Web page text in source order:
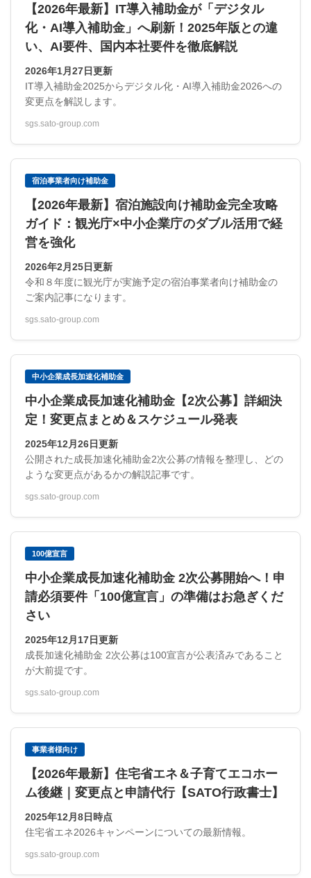
【2026年最新】IT導入補助金が「デジタル
化・AI導入補助金」へ刷新！2025年版との違
い、AI要件、国内本社要件を徹底解説
2026年1月27日更新
IT導入補助金2025からデジタル化・AI導入補助金2026への
変更点を解説します。
sgs.sato-group.com
宿泊事業者向け補助金
【2026年最新】宿泊施設向け補助金完全攻略
ガイド：観光庁×中小企業庁のダブル活用で経
営を強化
2026年2月25日更新
令和８年度に観光庁が実施予定の宿泊事業者向け補助金の
ご案内記事になります。
sgs.sato-group.com
中小企業成長加速化補助金
中小企業成長加速化補助金【2次公募】詳細決
定！変更点まとめ＆スケジュール発表
2025年12月26日更新
公開された成長加速化補助金2次公募の情報を整理し、どの
ような変更点があるかの解説記事です。
sgs.sato-group.com
100億宣言
中小企業成長加速化補助金 2次公募開始へ！申
請必須要件「100億宣言」の準備はお急ぎくだ
さい
2025年12月17日更新
成長加速化補助金 2次公募は100宣言が公表済みであること
が大前提です。
sgs.sato-group.com
事業者様向け
【2026年最新】住宅省エネ＆子育てエコホー
ム後継｜変更点と申請代行【SATO行政書士】
2025年12月8日時点
住宅省エネ2026キャンペーンについての最新情報。
sgs.sato-group.com